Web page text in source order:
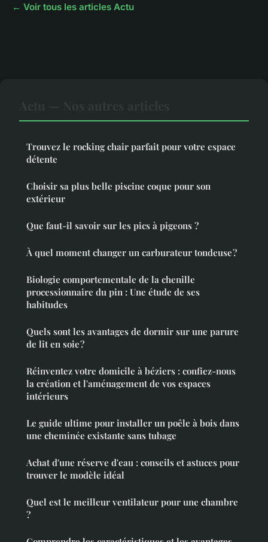
← Voir tous les articles Actu
Trouvez le rocking chair parfait pour votre espace
détente
Choisir sa plus belle piscine coque pour son
extérieur
Que faut-il savoir sur les pics à pigeons ?
À quel moment changer un carburateur tondeuse ?
Biologie comportementale de la chenille
processionnaire du pin : Une étude de ses
habitudes
Quels sont les avantages de dormir sur une parure
de lit en soie ?
Réinventez votre domicile à béziers : confiez-nous
la création et l'aménagement de vos espaces
intérieurs
Le guide ultime pour installer un poêle à bois dans
une cheminée existante sans tubage
Achat d'une réserve d'eau : conseils et astuces pour
trouver le modèle idéal
Quel est le meilleur ventilateur pour une chambre
?